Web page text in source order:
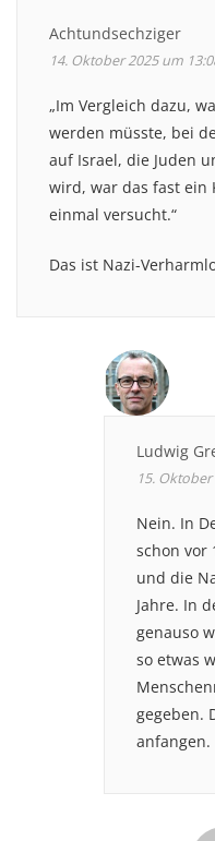
Achtundsechziger
14. Oktober 2025 um
„Im Vergleich dazu,
werden müsste, bei
auf Israel, die Juden
wird, war das fast ein
einmal versucht.“
Das ist Nazi-
Ludwig
15.
Nein. In
schon vor
und die
Jahre. In
genauso
so etwas
gegeben.
anfangen.